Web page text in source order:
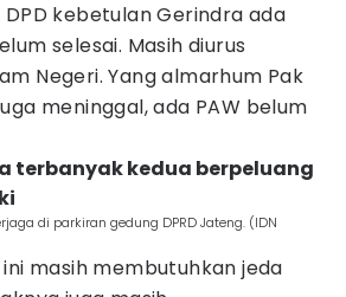
kebetulan Gerindra ada
selesai. Masih diurus
Negeri. Yang almarhum Pak
meninggal, ada PAW belum
terbanyak kedua berpeluang
di parkiran gedung DPRD Jateng. (IDN
ini masih membutuhkan jeda